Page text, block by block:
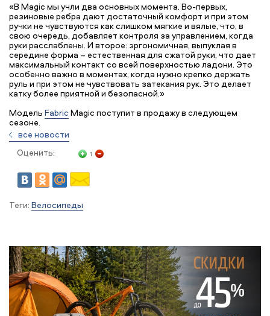
«В Magic мы учли два основных момента. Во-первых,
резиновые ребра дают достаточный комфорт и при этом
ручки не чувствуются как слишком мягкие и вялые, что, в
свою очередь, добавляет контроля за управлением, когда
руки расслаблены. И второе: эргономичная, выпуклая в
середине форма – естественная для сжатой руки, что дает
максимальный контакт со всей поверхностью ладони. Это
особенно важно в моментах, когда нужно крепко держать
руль и при этом не чувствовать затекания рук. Это делает
катку более приятной и безопасной.»
Модель Fabric Magic поступит в продажу в следующем
сезоне.
все новости
Оценить:
1
Теги: Велосипеды